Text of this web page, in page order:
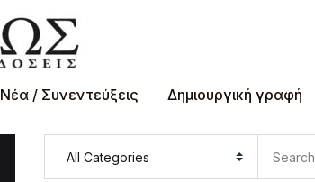
Νέα / Συνεντεύξεις Δημιουργική γραφή